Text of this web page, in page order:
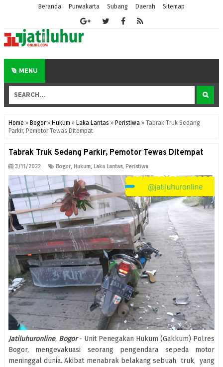
Beranda Purwakarta Subang Daerah Sitemap
MENU
Home » Bogor» Hukum » Laka Lantas » Peristiwa » Tabrak Truk Sedang
Parkir, Pemotor Tewas Ditempat
Tabrak Truk Sedang Parkir, Pemotor Tewas Ditempat
3/11/2022 Bogor, Hukum, Laka Lantas, Peristiwa
Jatiluhuronline, Bogor- Unit Penegakan Hukum (Gakkum) Polres
Bogor, mengevakuasi seorang pengendara sepeda motor
meninggal dunia. Akibat menabrak belakang sebuah truk, yang